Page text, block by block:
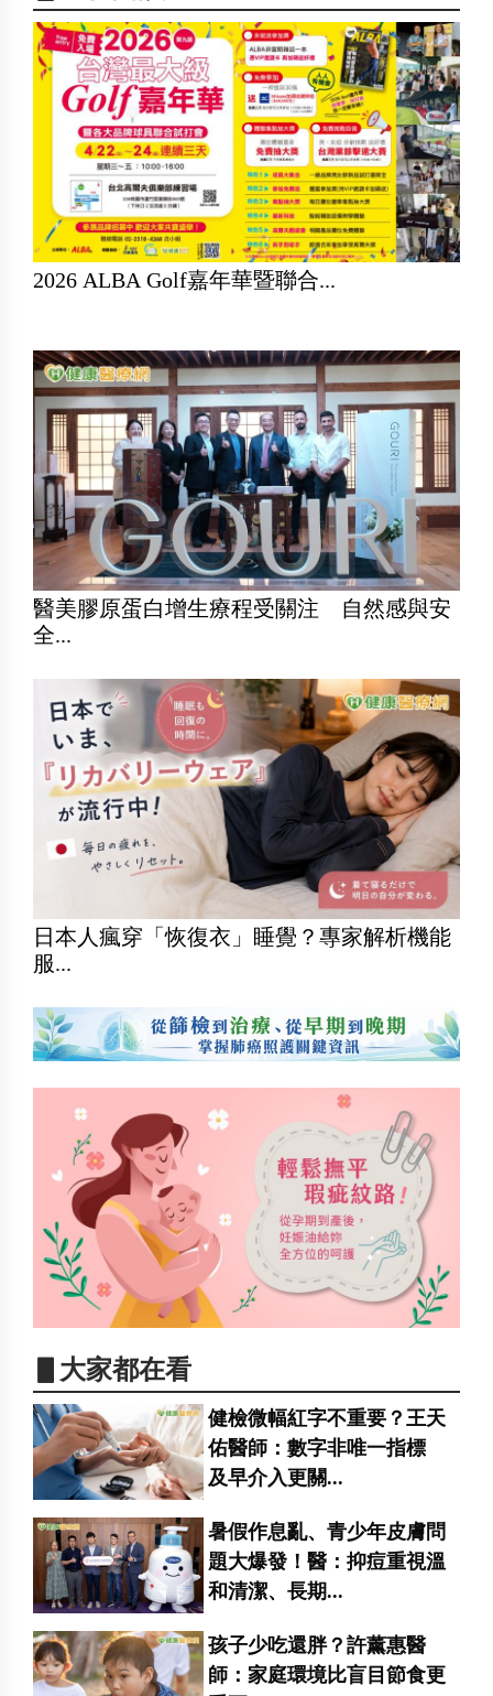
2026 ALBA Golf嘉年華暨聯合...
醫美膠原蛋白增生療程受關注 自然感與安
全...
日本人瘋穿「恢復衣」睡覺？專家解析機能
服...
▋大家都在看
健檢微幅紅字不重要？王天
佑醫師：數字非唯一指標
及早介入更關...
暑假作息亂、青少年皮膚問
題大爆發！醫：抑痘重視溫
和清潔、長期...
孩子少吃還胖？許薰惠醫
師：家庭環境比盲目節食更